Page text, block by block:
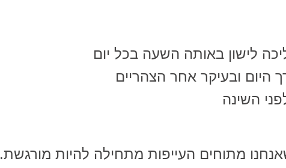
לישון באותה השעה בכל יום
היום ובעיקר אחר הצהריים
השינה
מתוחים העייפות מתחילה להיות מורגשת.